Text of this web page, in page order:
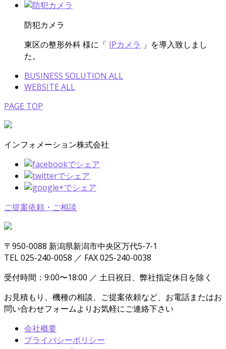
防犯カメラ
東区の整形外科 様に「 IPカメラ 」を導入致しまし
た。
BUSINESS SOLUTION ALL
WEBSITE ALL
PAGE TOP
インフォメーション株式会社
ご提案依頼・ご相談
〒950-0088 新潟県新潟市中央区万代5-7-1
TEL 025-240-0058 ／ FAX 025-240-0038
受付時間：9:00〜18:00 ／ 土日祝日、弊社指定休日を除く
お見積もり、機種の相談、ご提案依頼など、お電話またはお
問い合わせフォームよりお気軽にご連絡下さい
会社概要
プライバシーポリシー